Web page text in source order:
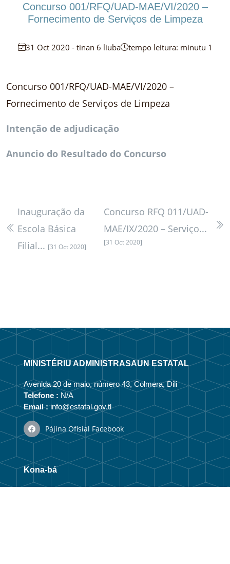
Concurso 001/RFQ/UAD-MAE/VI/2020 –
Fornecimento de Serviços de Limpeza
31 Oct 2020 - tinan 6 liuba tempo leitura: minutu 1
Concurso 001/RFQ/UAD-MAE/VI/2020 –
Fornecimento de Serviços de Limpeza
Intenção de adjudicação
Anuncio do Resultado do Concurso
Inauguração da
Escola Básica
Filial... [31 Oct 2020]
Concurso RFQ 011/UAD-
MAE/IX/2020 – Serviço...
[31 Oct 2020]
MINISTÉRIU ADMINISTRASAUN ESTATAL
Avenida 20 de maio, número 43, Colmera, Dili
Telefone : N/A
Email :info@estatal.gov.tl
Pájina Ofisial Facebook
Kona-bá